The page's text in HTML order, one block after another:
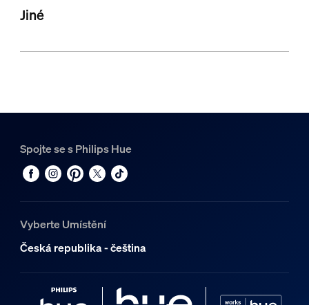
Jiné
Spojte se s Philips Hue
Vyberte Umístění
Česká republika - čeština